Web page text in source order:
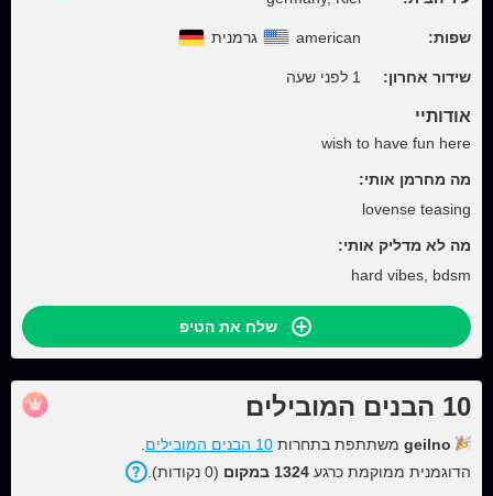
שפות: american גרמנית
שידור אחרון: 1 לפני שעה
אודותיי
wish to have fun here
מה מחרמן אותי:
lovense teasing
מה לא מדליק אותי:
hard vibes, bdsm
שלח את הטיפ
10 הבנים המובילים
geilno משתתפת בתחרות 10 הבנים המובילים
הדוגמנית ממוקמת כרגע 1324 במקום (0 נקודות).